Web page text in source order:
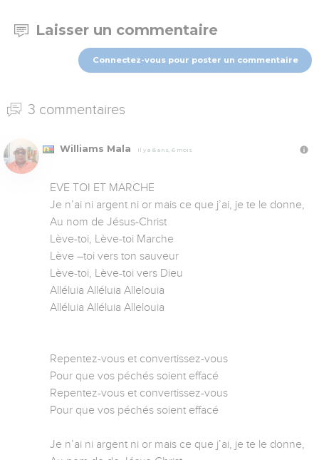
Laisser un commentaire
Connectez-vous pour poster un commentaire
3 commentaires
Williams Mala Il y a 8 ans, 6 mois
EVE TOI ET MARCHE
Je n’ai ni argent ni or mais ce que j’ai, je te le donne,
Au nom de Jésus-Christ
Lève-toi, Lève-toi Marche
Lève –toi vers ton sauveur
Lève-toi, Lève-toi vers Dieu
Alléluia Alléluia Allelouia
Alléluia Alléluia Allelouia
Repentez-vous et convertissez-vous
Pour que vos péchés soient effacé
Repentez-vous et convertissez-vous
Pour que vos péchés soient effacé
Je n’ai ni argent ni or mais ce que j’ai, je te le donne,